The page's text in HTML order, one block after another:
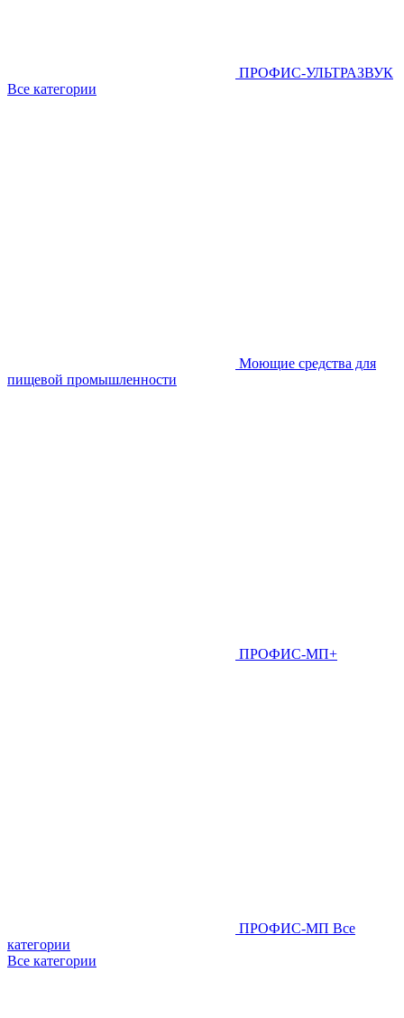
ПРОФИС-УЛЬТРАЗВУК
Все категории
Моющие средства для
пищевой промышленности
ПРОФИС-МП+
ПРОФИС-МП Все
категории
Все категории